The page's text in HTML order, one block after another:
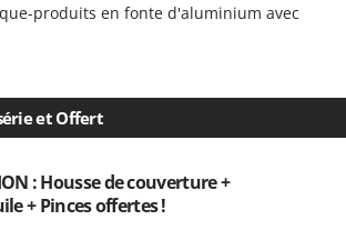
produits en fonte d'aluminium avec
et Offert
: Housse de couverture +
+ Pinces offertes !